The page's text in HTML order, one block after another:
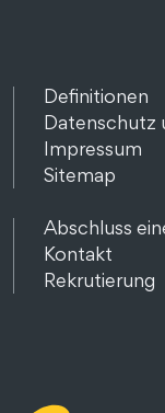
Definitionen
Datenschutz
Impressum
Sitemap
Abschluss
Kontakt
Rekrutierung